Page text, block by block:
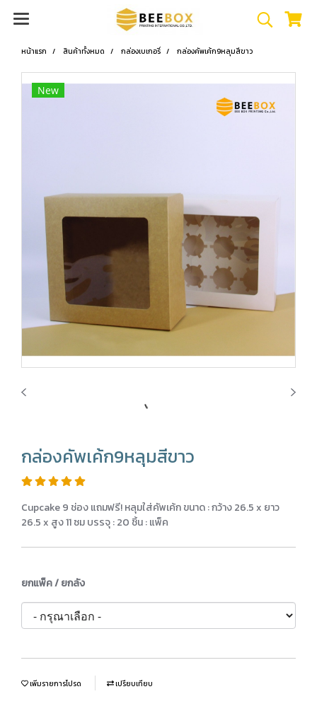
หน้าแรก สินค้าทั้งหมด กล่องเบเกอรี่ กล่องคัพเค้ก9หลุมสีขาว
New
กล่องคัพเค้ก9หลุมสีขาว
Cupcake 9 ช่อง แถมฟรี! หลุมใส่คัพเค้ก ขนาด : กว้าง 26.5 x ยาว
26.5 x สูง 11 ซม บรรจุ : 20 ชิ้น : แพ็ค
ยกแพ็ค / ยกลัง
เพิ่มรายการโปรด เปรียบเทียบ